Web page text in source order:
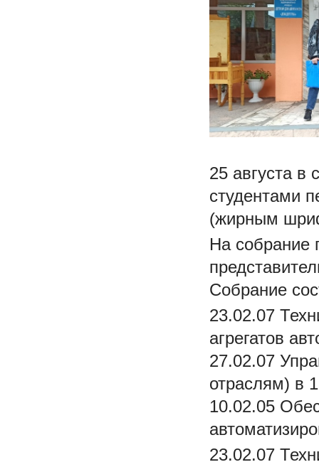
25 августа в
студентами
(жирным
На собрание
Собрание
23.02.07
агрегатов
27.02.07
отраслям) в
10.02.05
23.02.07